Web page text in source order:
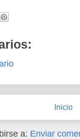
Inicio
a: Enviar